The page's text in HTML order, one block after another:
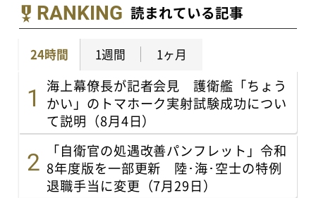
RANKING 読まれている記事
24時間 1週間 1ヶ月
海上幕僚長が記者会見 護衛艦「ちょう
かい」のトマホーク実射試験成功につい
て説明（8月4日）
「自衛官の処遇改善パンフレット」令和
8年度版を一部更新 陸･海･空士の特例
退職手当に変更（7月29日）